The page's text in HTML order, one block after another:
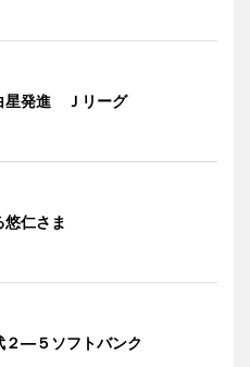
星発進 Ｊリーグ
仁さま
２―５ソフトバンク